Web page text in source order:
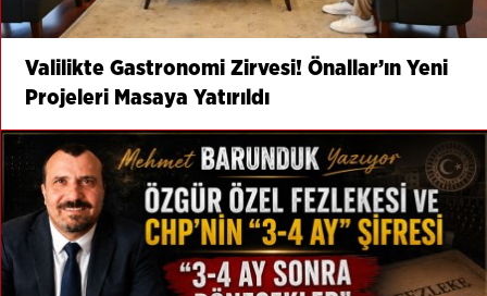
Valilikte Gastronomi Zirvesi! Önallar’ın Yeni
Projeleri Masaya Yatırıldı